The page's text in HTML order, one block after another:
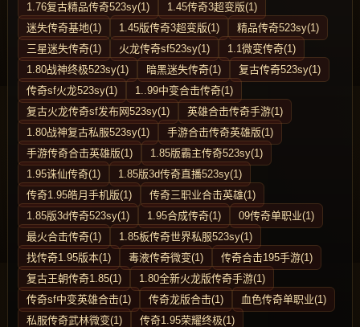
1.76复古精品传奇523sy(1)
1.45传奇3超变版(1)
迷失传奇基地(1)
1.45版传奇3超变版(1)
精品传奇523sy(1)
三星迷失传奇(1)
火龙传奇sf523sy(1)
1.1微变传奇(1)
1.80战神终极523sy(1)
暗黑迷失传奇(1)
复古传奇523sy(1)
传奇sf火龙523sy(1)
1..99中变合击传奇(1)
复古火龙传奇sf发布网523sy(1)
英雄合击传奇手游(1)
1.80战神复古私服523sy(1)
手游合击传奇英雄版(1)
手游传奇合击英雄版(1)
1.85版霸主传奇523sy(1)
1.95诛仙传奇(1)
1.85版3d传奇直播523sy(1)
传奇1.95皓月手机版(1)
传奇三职业合击英雄(1)
1.85版3d传奇523sy(1)
1.95合成传奇(1)
09传奇单职业(1)
最火合击传奇(1)
1.85板传奇世界私服523sy(1)
找传奇1.95版本(1)
毒液传奇微变(1)
传奇合击195手游(1)
复古王朝传奇1.85(1)
1.80全新火龙版传奇手游(1)
传奇sf中变英雄合击(1)
传奇龙版合击(1)
血色传奇单职业(1)
私服传奇武林微变(1)
传奇1.95荣耀终极(1)